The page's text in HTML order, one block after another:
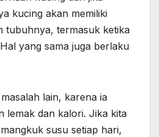
kucing akan memiliki
tubuhnya, termasuk ketika
yang sama juga berlaku
lain, karena ia
lemak dan kalori. Jika kita
susu setiap hari,